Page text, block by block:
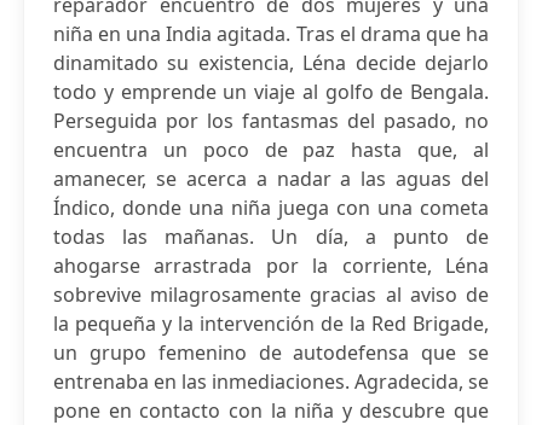
niña en una India agitada. Tras el drama que ha
dinamitado su existencia, Léna decide dejarlo
todo y emprende un viaje al golfo de Bengala.
Perseguida por los fantasmas del pasado, no
encuentra un poco de paz hasta que, al
amanecer, se acerca a nadar a las aguas del
Índico, donde una niña juega con una cometa
todas las mañanas. Un día, a punto de
ahogarse arrastrada por la corriente, Léna
sobrevive milagrosamente gracias al aviso de
la pequeña y la intervención de la Red Brigade,
un grupo femenino de autodefensa que se
entrenaba en las inmediaciones. Agradecida, se
pone en contacto con la niña y descubre que